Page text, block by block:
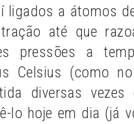
ligados a átomos
até que
pressões a
Celsius (como
diversas vezes
lo hoje em dia (já